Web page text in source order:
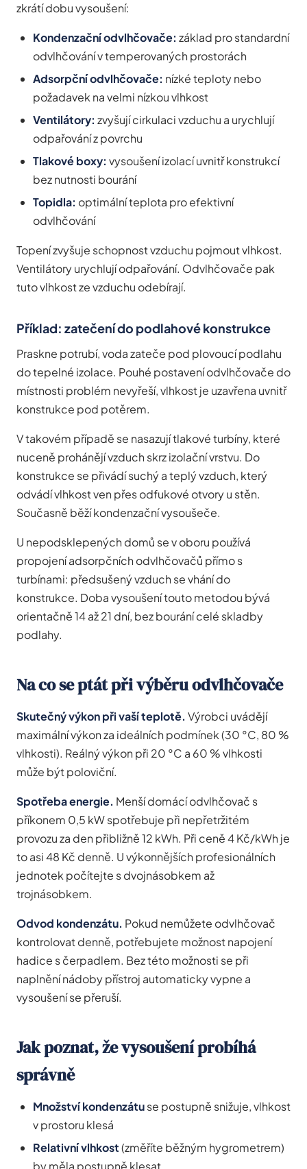
zkrátí dobu vysoušení:
Kondenzační odvlhčovače: základ pro standardní
odvlhčování v temperovaných prostorách
Adsorpční odvlhčovače: nízké teploty nebo
požadavek na velmi nízkou vlhkost
Ventilátory: zvyšují cirkulaci vzduchu a urychlují
odpařování z povrchu
Tlakové boxy: vysoušení izolací uvnitř konstrukcí
bez nutnosti bourání
Topidla: optimální teplota pro efektivní
odvlhčování
Topení zvyšuje schopnost vzduchu pojmout vlhkost.
Ventilátory urychlují odpařování. Odvlhčovače pak
tuto vlhkost ze vzduchu odebírají.
Příklad: zatečení do podlahové konstrukce
Praskne potrubí, voda zateče pod plovoucí podlahu
do tepelné izolace. Pouhé postavení odvlhčovače do
místnosti problém nevyřeší, vlhkost je uzavřena uvnitř
konstrukce pod potěrem.
V takovém případě se nasazují tlakové turbíny, které
nuceně prohánějí vzduch skrz izolační vrstvu. Do
konstrukce se přivádí suchý a teplý vzduch, který
odvádí vlhkost ven přes odfukové otvory u stěn.
Současně běží kondenzační vysoušeče.
U nepodsklepených domů se v oboru používá
propojení adsorpčních odvlhčovačů přímo s
turbínami: předsušený vzduch se vhání do
konstrukce. Doba vysoušení touto metodou bývá
orientačně 14 až 21 dní, bez bourání celé skladby
podlahy.
Na co se ptát při výběru odvlhčovače
Skutečný výkon při vaší teplotě. Výrobci uvádějí
maximální výkon za ideálních podmínek (30 °C, 80 %
vlhkosti). Reálný výkon při 20 °C a 60 % vlhkosti
může být poloviční.
Spotřeba energie. Menší domácí odvlhčovač s
příkonem 0,5 kW spotřebuje při nepřetržitém
provozu za den přibližně 12 kWh. Při ceně 4 Kč/kWh je
to asi 48 Kč denně. U výkonnějších profesionálních
jednotek počítejte s dvojnásobkem až
trojnásobkem.
Odvod kondenzátu. Pokud nemůžete odvlhčovač
kontrolovat denně, potřebujete možnost napojení
hadice s čerpadlem. Bez této možnosti se při
naplnění nádoby přístroj automaticky vypne a
vysoušení se přeruší.
Jak poznat, že vysoušení probíhá
správně
Množství kondenzátuse postupně snižuje, vlhkost
v prostoru klesá
Relativní vlhkost(změříte běžným hygrometrem)
by měla postupně klesat